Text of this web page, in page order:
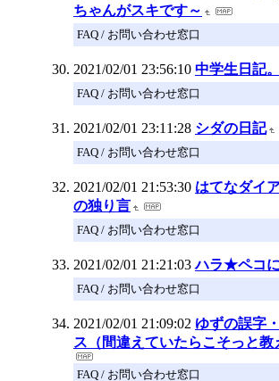
ちゃんがスキです～
FAQ / お問い合わせ窓口
2021/02/01 23:56:10 中学生日記。
FAQ / お問い合わせ窓口
2021/02/01 23:11:28 シダの日記
FAQ / お問い合わせ窓口
2021/02/01 21:53:30 はてなダイ
の独り言
FAQ / お問い合わせ窓口
2021/02/01 21:21:03 ハラ★ペコ
FAQ / お問い合わせ窓口
2021/02/01 21:09:02 ゆずの誤字
ス（間違えていたらこそっと教
FAQ / お問い合わせ窓口